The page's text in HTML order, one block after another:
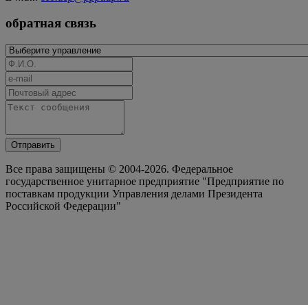
обратная связь
Отправить
Все права защищены © 2004-2026. Федеральное
государственное унитарное предприятие "Предприятие по
поставкам продукции Управления делами Президента
Российской Федерации"